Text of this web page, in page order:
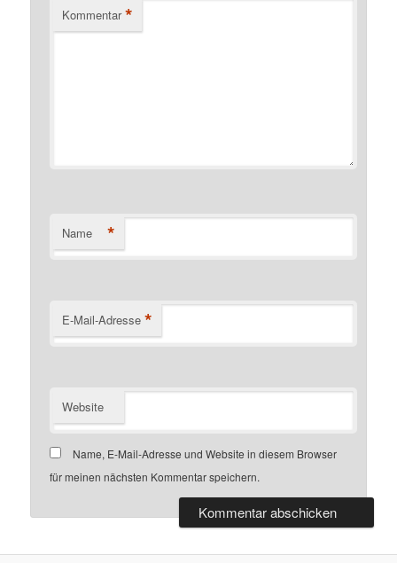
Kommentar *
Name *
E-Mail-Adresse *
Website
Name, E-Mail-Adresse und Website in diesem Browser
für meinen nächsten Kommentar speichern.